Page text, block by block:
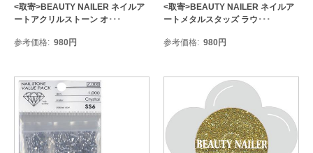
<取寄>BEAUTY NAILER ネイルア
ートアクリルストーン オ･･･
参考価格 980円
<取寄>BEAUTY NAILER ネイルア
ートメタルスタッズ ラウ･･･
参考価格 980円